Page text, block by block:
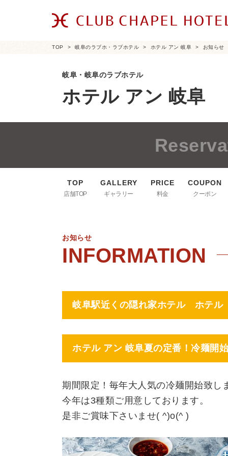
TOP 岐阜のラブホ・ラブホテル ホテル アン 岐阜 お知らせ
岐阜・岐阜のラブホテル
ホテル アン 岐阜
店舗TOP ギャラリー 料金 クーポン
お知らせ
岐阜駅近くの隠れ家ホテル ホテ
ホテル アン 岐阜夏の定番！冷麺開
期間限定！毎年大人気の冷麺開始致し
今年は3種類ご用意しております。
是非ご賞味下さいませ( ^)o(^ )